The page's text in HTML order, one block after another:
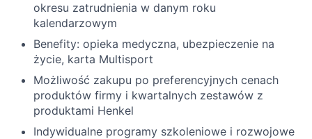
okresu zatrudnienia w danym roku
kalendarzowym
Benefity: opieka medyczna, ubezpieczenie na
życie, karta Multisport
Możliwość zakupu po preferencyjnych cenach
produktów firmy i kwartalnych zestawów z
produktami Henkel
Indywidualne programy szkoleniowe i rozwojowe